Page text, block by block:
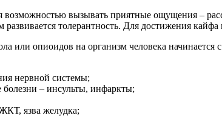
возможностью вызывать приятные ощущения –
развивается толерантность. Для достижения
или опиоидов на организм человека
нервной системы;
болезни – инсульты, инфаркты;
язва желудка;